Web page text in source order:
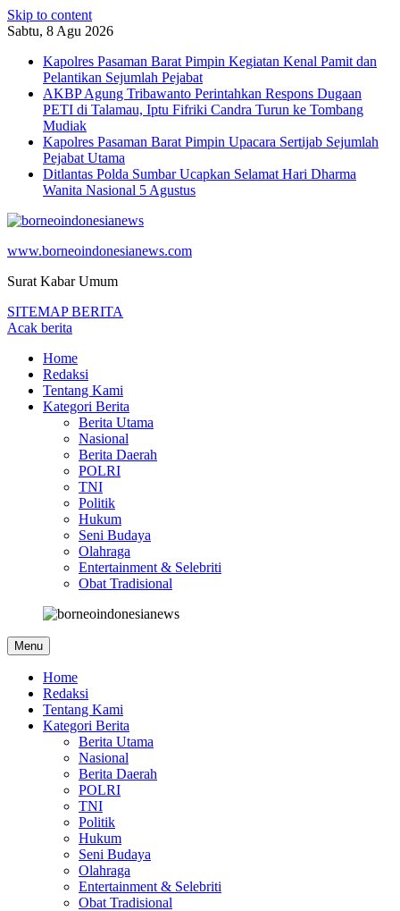
Skip to content
Sabtu, 8 Agu 2026
Kapolres Pasaman Barat Pimpin Kegiatan Kenal Pamit dan
Pelantikan Sejumlah Pejabat
AKBP Agung Tribawanto Perintahkan Respons Dugaan
PETI di Talamau, Iptu Fifriki Candra Turun ke Tombang
Mudiak
Kapolres Pasaman Barat Pimpin Upacara Sertijab Sejumlah
Pejabat Utama
Ditlantas Polda Sumbar Ucapkan Selamat Hari Dharma
Wanita Nasional 5 Agustus
www.borneoindonesianews.com
Surat Kabar Umum
SITEMAP BERITA
Acak berita
Home
Redaksi
Tentang Kami
Kategori Berita
Berita Utama
Nasional
Berita Daerah
POLRI
TNI
Politik
Hukum
Seni Budaya
Olahraga
Entertainment & Selebriti
Obat Tradisional
Menu
Home
Redaksi
Tentang Kami
Kategori Berita
Berita Utama
Nasional
Berita Daerah
POLRI
TNI
Politik
Hukum
Seni Budaya
Olahraga
Entertainment & Selebriti
Obat Tradisional